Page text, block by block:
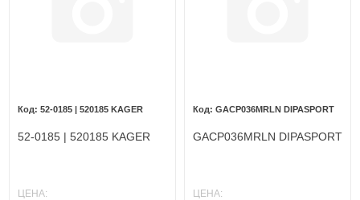
52-0185 | 520185 KAGER
52-0185 | 520185 KAGER
ЦЕНА:
GACP036MRLN DIPASPORT
GACP036MRLN DIPASPORT
ЦЕНА: